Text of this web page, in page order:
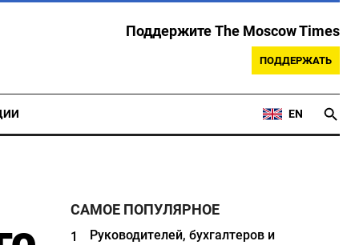
Поддержите The Moscow Times
ПОДДЕРЖАТЬ
EN
САМОЕ ПОПУЛЯРНОЕ
1
Руководителей, бухгалтеров и